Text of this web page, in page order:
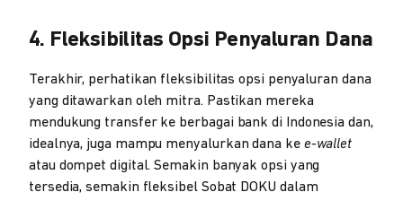
4. Fleksibilitas Opsi Penyaluran Dana
Terakhir, perhatikan fleksibilitas opsi penyaluran dana
yang ditawarkan oleh mitra. Pastikan mereka
mendukung transfer ke berbagai bank di Indonesia dan,
idealnya, juga mampu menyalurkan dana ke e-wallet
atau dompet digital. Semakin banyak opsi yang
tersedia, semakin fleksibel Sobat DOKU dalam